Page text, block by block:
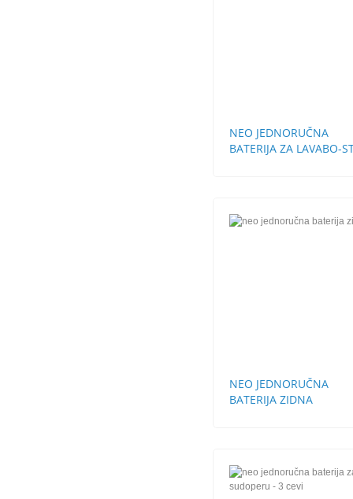
NEO JEDNORUČNA
BATERIJA ZA LAVABO-
NEO JEDNORUČNA
BATERIJA ZIDNA